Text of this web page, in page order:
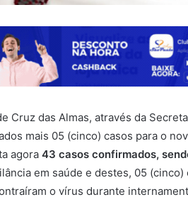
Cruz das Almas, através da
mais 05 (cinco) casos para o
agora 43 casos confirmados,
em saúde e destes, 05
o vírus durante